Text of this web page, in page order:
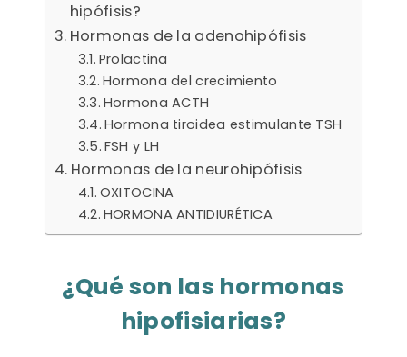
hipófisis?
Hormonas de la adenohipófisis
Prolactina
Hormona del crecimiento
Hormona ACTH
Hormona tiroidea estimulante TSH
FSH y LH
Hormonas de la neurohipófisis
OXITOCINA
HORMONA ANTIDIURÉTICA
¿Qué son las hormonas
hipofisiarias?